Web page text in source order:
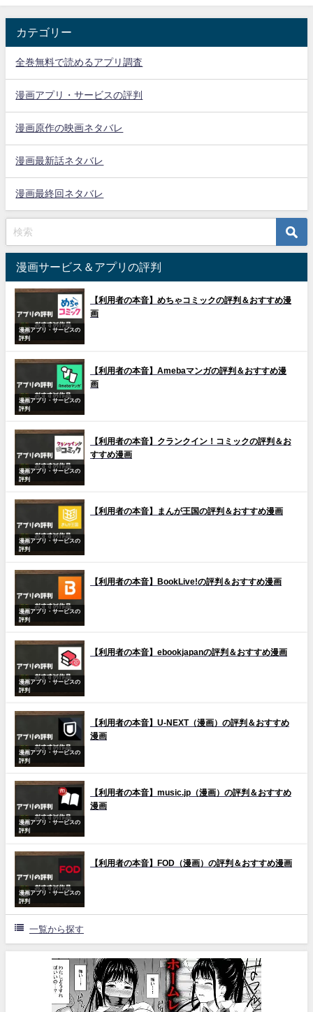
カテゴリー
全巻無料で読めるアプリ調査
漫画アプリ・サービスの評判
漫画原作の映画ネタバレ
漫画最新話ネタバレ
漫画最終回ネタバレ
漫画サービス＆アプリの評判
漫画アプリ・サービスの
評判
【利用者の本音】めちゃコミックの評判＆おすすめ漫
画
漫画アプリ・サービスの
評判
【利用者の本音】Amebaマンガの評判＆おすすめ漫
画
漫画アプリ・サービスの
評判
【利用者の本音】クランクイン！コミックの評判＆お
すすめ漫画
漫画アプリ・サービスの
評判
【利用者の本音】まんが王国の評判＆おすすめ漫画
漫画アプリ・サービスの
評判
【利用者の本音】BookLive!の評判＆おすすめ漫画
漫画アプリ・サービスの
評判
【利用者の本音】ebookjapanの評判＆おすすめ漫画
漫画アプリ・サービスの
評判
【利用者の本音】U-NEXT（漫画）の評判＆おすすめ
漫画
漫画アプリ・サービスの
評判
【利用者の本音】music.jp（漫画）の評判＆おすすめ
漫画
漫画アプリ・サービスの
評判
【利用者の本音】FOD（漫画）の評判＆おすすめ漫画
一覧から探す